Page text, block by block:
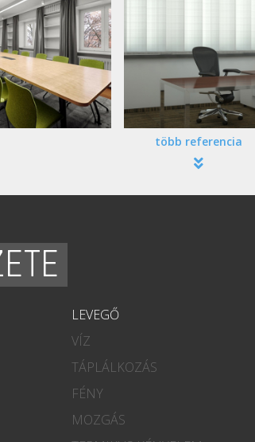
több referencia
LEVEGŐ
VÍZ
TÁPLÁLKOZÁS
FÉNY
MOZGÁS